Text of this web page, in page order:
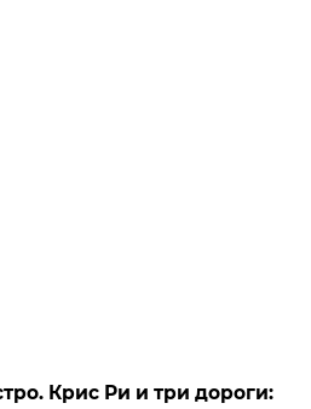
Крис Ри и три дороги: